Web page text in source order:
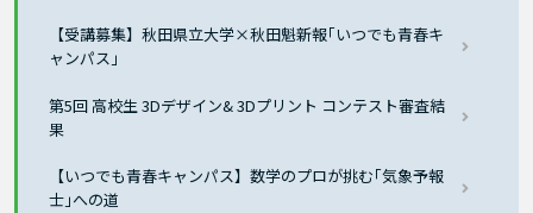
【受講募集】秋田県立大学×秋田魁新報｢いつでも青春キ
ャンパス｣
第5回 高校生 3Dデザイン& 3Dプリント コンテスト審査結
果
【いつでも青春キャンパス】数学のプロが挑む｢気象予報
士｣への道